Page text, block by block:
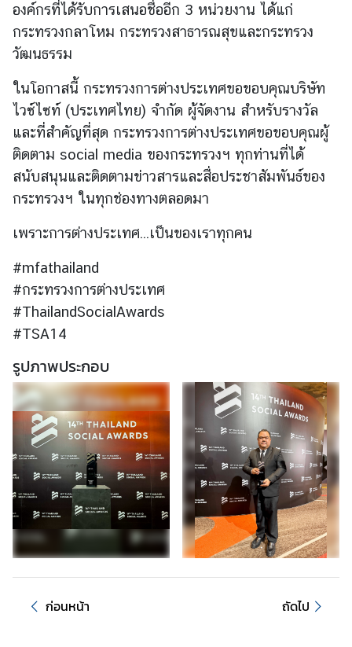
ก
ร
ร
สื่
ป
ร
ะ
า
สั
ม
พั
น
ธ์
ป
ร
ะ
ก
า
ศ
ล
ะ
อื่
น
องค์กร​ที่ได้รับการเสนอชื่ออีก​ 3 หน่วยงาน​ ได้แก่​
กระทรวงกลาโหม​ กระทรวงสาธารณสุข​และกระทรวง
วัฒน​ธรรม
ในโอกาสนี้ กระทรวงการต่างประเทศขอขอบคุณบริษัท
ไวซ์ไซท์ (ประเทศไทย) จำกัด ผู้จัดงาน สำหรับรางวัล
และที่สำคัญที่สุด กระทรวงการต่างประเทศขอขอบคุณผู้
ติดตาม social media ของกระทรวงฯ ทุกท่านที่ได้
สนับสนุนและติดตามข่าวสารและสื่อประชาสัมพันธ์ของ
กระทรวงฯ ในทุกช่องทางตลอดมา
เพราะการต่างประเทศ...เป็นของเราทุกคน
#mfathailand
#กระทรวงการต่างประเทศ
#ThailandSocialAwards
#TSA14
รูปภาพประกอบ
ก่อนหน้า ถัดไป